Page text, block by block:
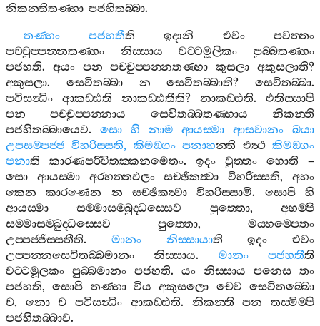
නිකන‍්තිතණ‍්හා පජහිතබ‍්බා.
තණ‍්හං
පජහතීති ඉදානි එවං
පවත‍්තං
පච‍්චුප‍්පන‍්නතණ‍්හං
නිස‍්සාය වට‍්ටමූලිකං
පුබ‍්බතණ‍්හං
පජහති. අයං පන පච‍්චුප‍්පන‍්නතණ‍්හා කුසලා අකුසලාති?
අකුසලා. සෙවිතබ‍්බා න සෙවිතබ‍්බාති? සෙවිතබ‍්බා.
පටිසන්‍ධිං
ආකඩ‍්ඪති නාකඩ‍්ඪතීති? නාකඩ‍්ඪති. එතිස‍්සාපි
පන
පච‍්චුප‍්පන‍්නාය සෙවිතබ‍්බතණ‍්හාය
නිකන‍්ති
පජහිතබ‍්බායෙව. සො හි නාම ආයස‍්මා ආසවානං
ඛයා
උපසම‍්පජ‍්ජ විහරිස‍්සති, කිමඞ‍්ගං පනාහන‍්ති එත්‍ථ කිමඞ‍්ගං
පනාති කාරණපරිවිතක‍්කනමෙතං. ඉදං වුත‍්තං හොති –
සො
ආයස‍්මා අරහත‍්තඵලං සච‍්ඡිකත්‍වා විහරිස‍්සති,අහං
කෙන
කාරණෙන න සච‍්ඡිකත්‍වා විහරිස‍්සාමි. සොපි
හි
ආයස‍්මා
සම‍්මාසම‍්බුද‍්ධස‍්සෙව පුත‍්තො,අහම‍්පි
සම‍්මාසම‍්බුද‍්ධස‍්සෙව
පුත‍්තො, මය‍්හම‍්පෙතං
උප‍්පජ‍්ජිස‍්සතීති. මානං නිස‍්සායාති ඉදං
එවං
උප‍්පන‍්නසෙවිතබ‍්බමානං
නිස‍්සාය. මානං පජහතීති
වට‍්ටමූලකං පුබ‍්බමානං පජහති. යං නිස‍්සාය පනෙස තං
පජහති,සොපි තණ‍්හා විය අකුසලො චෙව සෙවිතබ‍්බො
ච, නො ච පටිසන්‍ධිං ආකඩ‍්ඪති. නිකන‍්ති පන
තස‍්මිම‍්පි
පජහිතබ‍්බාව.